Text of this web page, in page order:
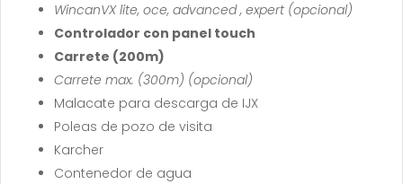
WincanVX lite, oce, advanced , expert (opcional)
Controlador con panel touch
Carrete (200m)
Carrete max. (300m) (opcional)
Malacate para descarga de IJX
Poleas de pozo de visita
Karcher
Contenedor de agua